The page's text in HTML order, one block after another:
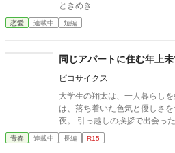
ときめき
恋愛 連載中 短編
同じアパートに住む年上
ピコサイクス
大学生の翔太は、一人暮らし
は、落ち着いた色気と優しさ
夜。 引っ越しの挨拶で出会っ
う。 偶然にもアルバイト先の
すぐに採用し、温かく仕事を
青春 連載中 長編 R15